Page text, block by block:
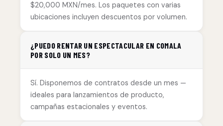
$20,000 MXN/mes. Los paquetes con varias
ubicaciones incluyen descuentos por volumen.
¿PUEDO RENTAR UN ESPECTACULAR EN COMALA
POR SOLO UN MES?
Sí. Disponemos de contratos desde un mes —
ideales para lanzamientos de producto,
campañas estacionales y eventos.